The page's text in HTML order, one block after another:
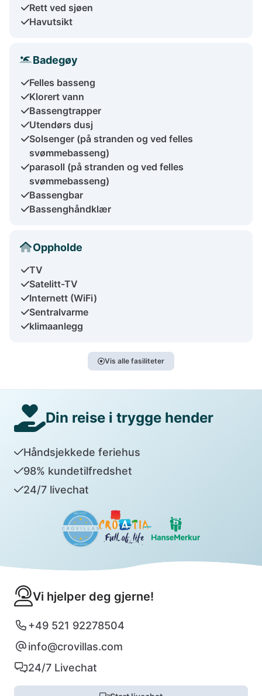
Rett ved sjøen
Havutsikt
Badegøy
Felles basseng
Klorert vann
Bassengtrapper
Utendørs dusj
Solsenger (på stranden og ved felles
svømmebasseng)
parasoll (på stranden og ved felles
svømmebasseng)
Bassengbar
Bassenghåndklær
Oppholde
TV
Satelitt-TV
Internett (WiFi)
Sentralvarme
klimaanlegg
Vis alle fasiliteter
Din reise i trygge hender
Håndsjekkede feriehus
98% kundetilfredshet
24/7 livechat
Vi hjelper deg gjerne!
+49 521 92278504
info@crovillas.com
24/7 Livechat